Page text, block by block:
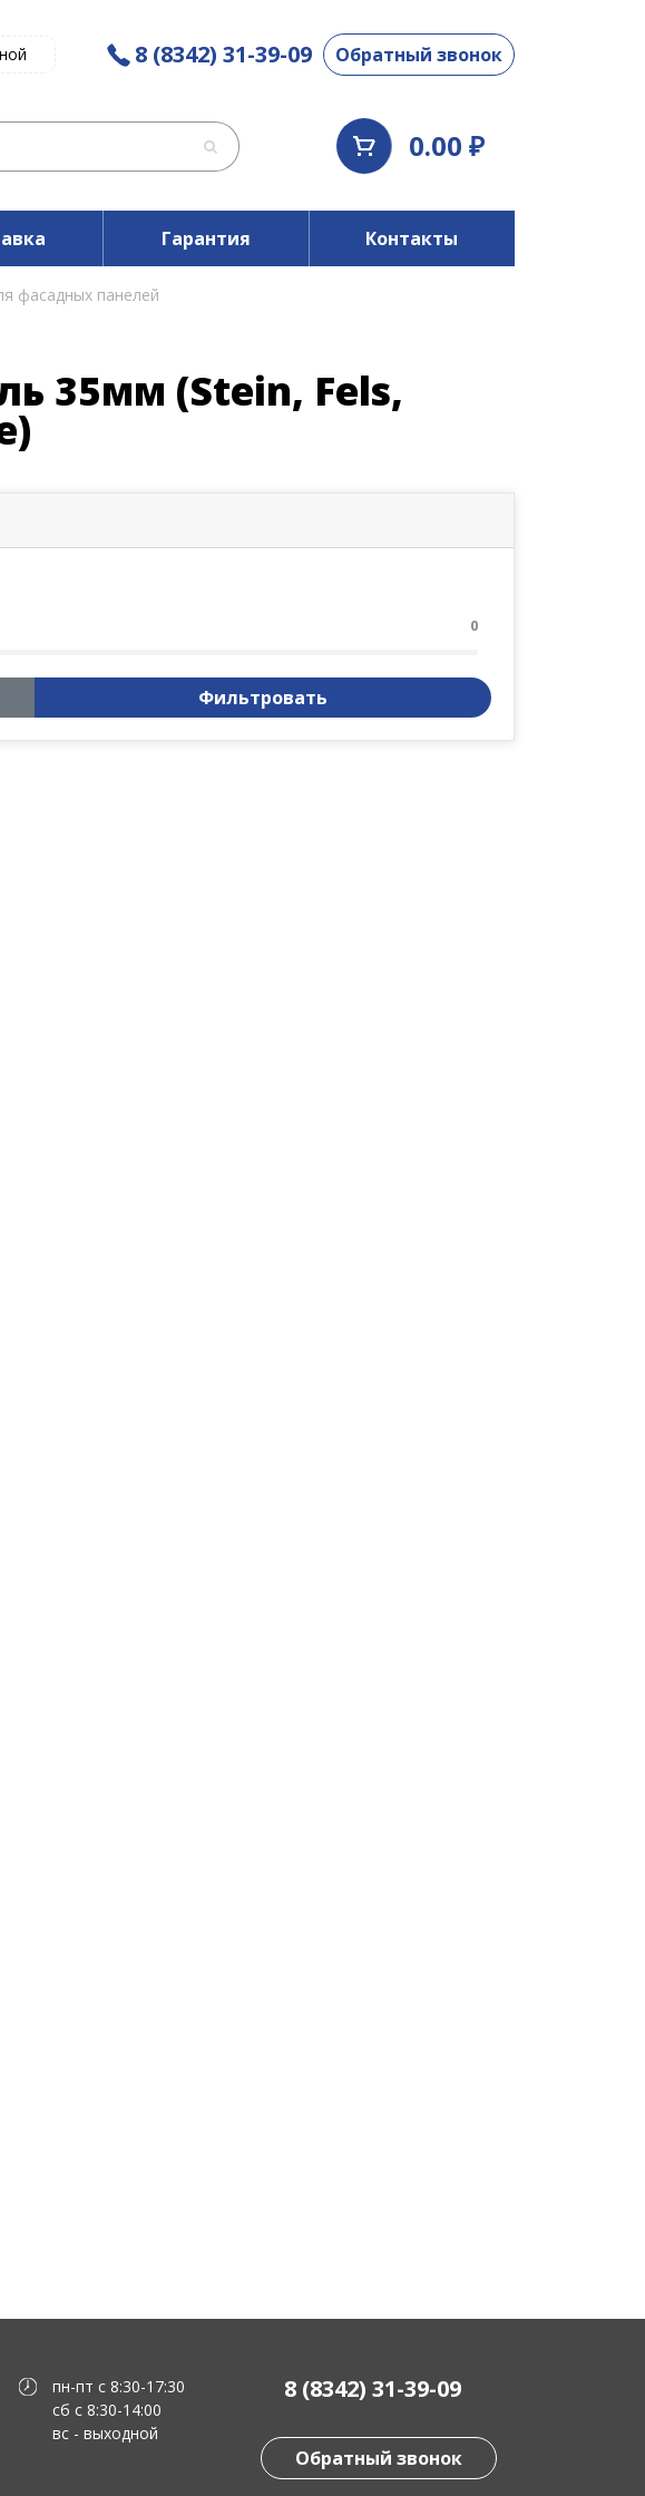
8 (8342) 31-39-09 Обратный звонок
0.00 ₽
Гарантия Контакты
фасадных панелей
35мм (Stein, Fels,
0
Фильтровать
пн-пт с 8:30-17:30
сб с 8:30-14:00
вс - выходной
8 (8342) 31-39-09
Обратный звонок